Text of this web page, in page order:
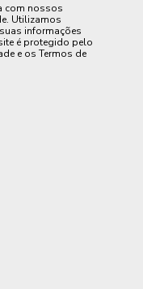
com nossos
Utilizamos
informações
é protegido pelo
e os Termos de